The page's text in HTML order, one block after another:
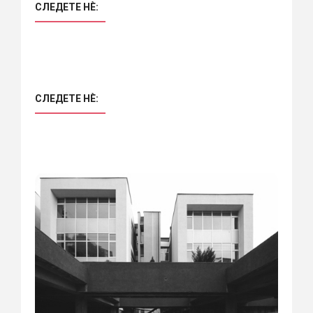
СЛЕДЕТЕ НÈ:
СЛЕДЕТЕ НÈ: